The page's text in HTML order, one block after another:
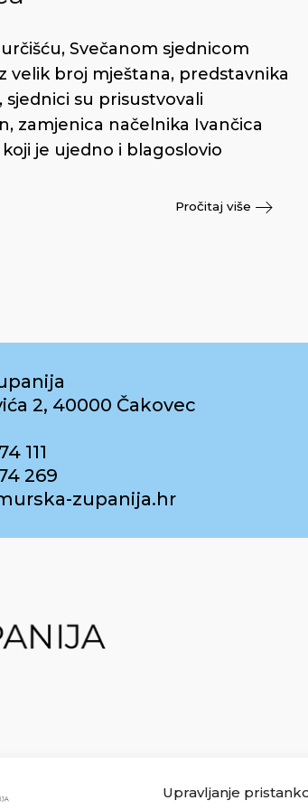
Upravljanje
Svečanom sjednicom
velik broj mještana, predstavnika
su prisustvovali
zamjenica načelnika Ivančica
je ujedno i blagoslovio
Pročitaj više
2, 40000 Čakovec
111
269
zupanija.hr